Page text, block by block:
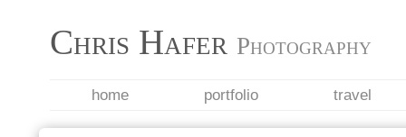
Chris Hafer Photography
home portfolio travel